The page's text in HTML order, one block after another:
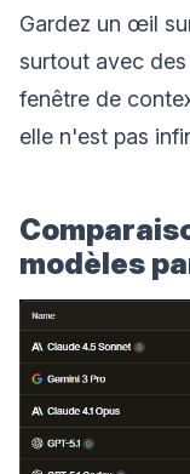
Gardez un œil
surtout avec
fenêtre de
elle n'est pas
modèles